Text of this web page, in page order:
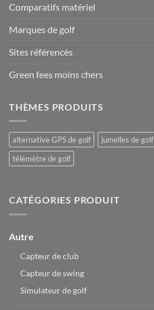
Comparatifs matériel
Marques de golf
Sites référencés
Green fees moins chers
THÈMES PRODUITS
alternative GPS de golf jumelles de golf
télémètre de golf
CATÉGORIES PRODUIT
Autre
Capteur de club
Capteur de swing
Simulateur de golf